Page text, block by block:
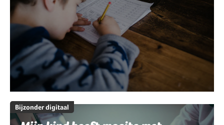
Bijzonder digitaal